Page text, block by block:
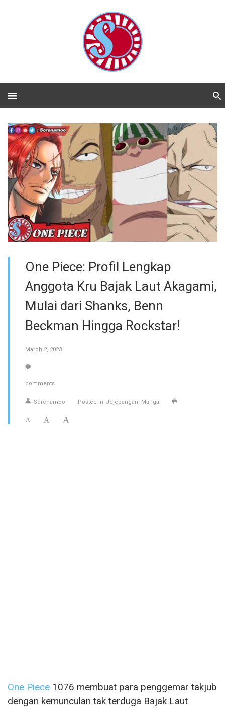
One Piece: Profil Lengkap
Anggota Kru Bajak Laut Akagami,
Mulai dari Shanks, Benn
Beckman Hingga Rockstar!
March 2, 2023
comments
Sorenamoo Posted in Jejepangan Manga
One Piece 1076 membuat para penggemar takjub
dengan kemunculan tak terduga Bajak Laut